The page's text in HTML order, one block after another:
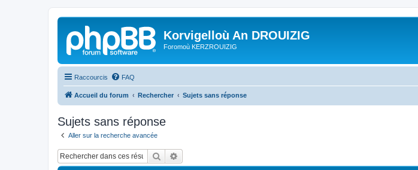
Korvigelloù An DROUIZIG
Foromoù KERZROUIZIG
Raccourcis FAQ
Accueil du forum Rechercher Sujets sans réponse
Sujets sans réponse
Aller sur la recherche avancée
Rechercher